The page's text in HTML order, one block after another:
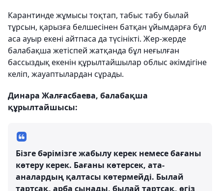
Карантинде жұмысы тоқтап, табыс табу былай
тұрсын, қарызға белшесінен батқан ұйымдарға бұл
аса ауыр екені айтпаса да түсінікті. Жер-жерде
балабақша жетіспей жатқанда бұл неғылған
бассыздық екенін құрылтайшылар облыс әкімдігіне
келіп, жауаптылардан сұрады.
Динара Жалғасбаева, балабақша
құрылтайшысы:
Бізге бәрімізге жабылу керек немесе бағаны
көтеру керек. Бағаны көтерсек, ата-
аналардың қалтасы көтермейді. Былай
тартсақ, арба сынады, былай тартсақ, өгіз